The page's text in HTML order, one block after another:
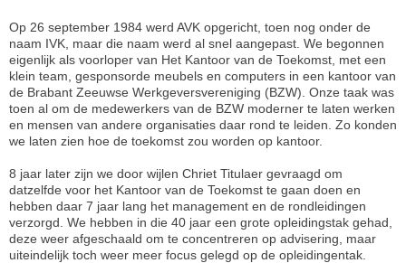
Op 26 september 1984 werd AVK opgericht, toen nog onder de
naam IVK, maar die naam werd al snel aangepast. We begonnen
eigenlijk als voorloper van Het Kantoor van de Toekomst, met een
klein team, gesponsorde meubels en computers in een kantoor van
de Brabant Zeeuwse Werkgeversvereniging (BZW). Onze taak was
toen al om de medewerkers van de BZW moderner te laten werken
en mensen van andere organisaties daar rond te leiden. Zo konden
we laten zien hoe de toekomst zou worden op kantoor.
8 jaar later zijn we door wijlen Chriet Titulaer gevraagd om
datzelfde voor het Kantoor van de Toekomst te gaan doen en
hebben daar 7 jaar lang het management en de rondleidingen
verzorgd. We hebben in die 40 jaar een grote opleidingstak gehad,
deze weer afgeschaald om te concentreren op advisering, maar
uiteindelijk toch weer meer focus gelegd op de opleidingentak.